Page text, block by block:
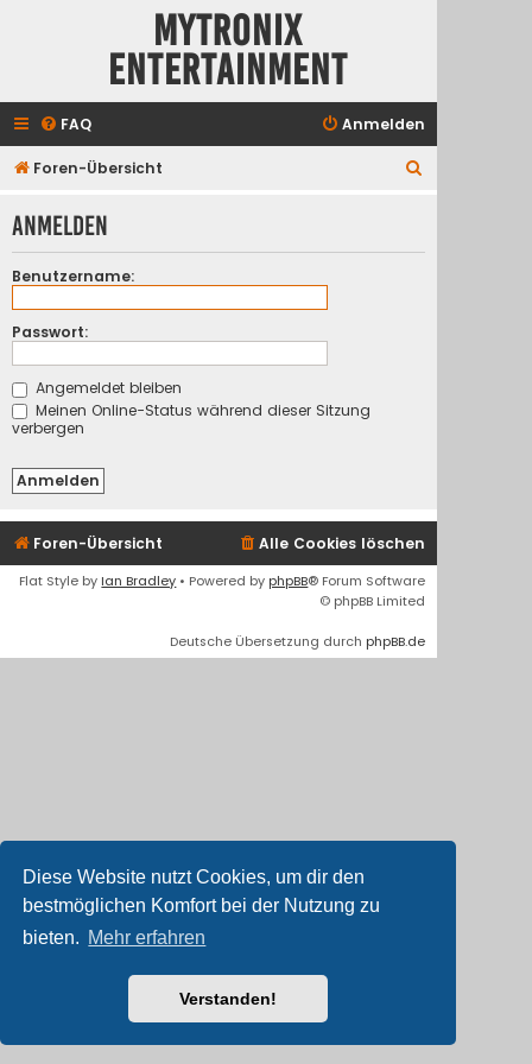
Diese Website nutzt Cookies, um dir den
bestmöglichen Komfort bei der Nutzung zu
bieten. Mehr erfahren
Verstanden!
Mytronix
Entertainment
FAQ Anmelden
Foren-Übersicht
h
Anmelden
Benutzername:
Passwort:
Angemeldet bleiben
Meinen Online-Status während dieser Sitzung
verbergen
Foren-Übersicht Alle Cookies löschen
Flat Style by Ian Bradley • Powered by phpBB® Forum Software
© phpBB Limited
Deutsche Übersetzung durch phpBB.de